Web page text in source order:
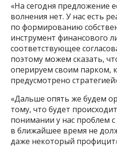
«На сегодня предложение
волнения нет. У нас есть
по формированию
инструмент финансового
соответствующее
поэтому можем сказать,
оперируем своим парком,
предусмотрено
«Дальше опять же будем
тому, что будет
понимании у нас проблем
в ближайшее время не
даже некоторый